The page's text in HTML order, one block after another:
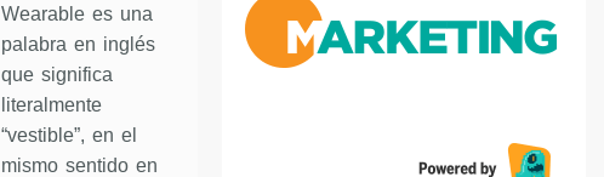
Wearable es una
palabra en inglés
que significa
literalmente
“vestible”, en el
mismo sentido en